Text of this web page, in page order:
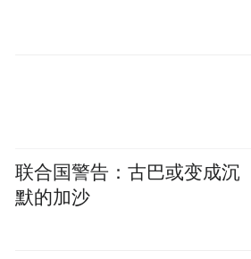
总的来说，荀子对音乐的
的娱乐功能。音乐是一种
荀子所言，真正的“乐”不
更深藏于我们每个人的心灵
我们才能走得更远、活得更
联合国警告：古巴或变成沉
默的加沙